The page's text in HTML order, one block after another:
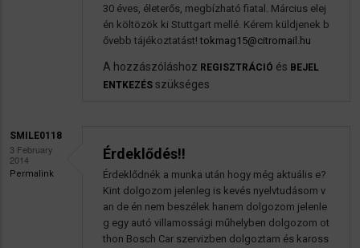
30 éves, életerős, megbízható fiatal. Március elej
én költözök ki Stuttgart mellé. Kérem küldjenek b
ővebb tájékoztatást!tokmag15@citromail.hu
A hozzászóláshoz REGISZTRÁCIÓ és BEJEL
ENTKEZÉS szükséges
SMILE0118
3 February
2014
Permalink
Érdeklődés!!
Érdeklődnék a munka után hogy még aktuális e?
Kint dolgozom jelenleg is kevés nyelvtudásom v
an de én nem beszélek hanem dolgozom jelenle
g egy autó villamossági műhelyben dolgozom ot
thon Bosch Car szervizben dolgoztam és kaross